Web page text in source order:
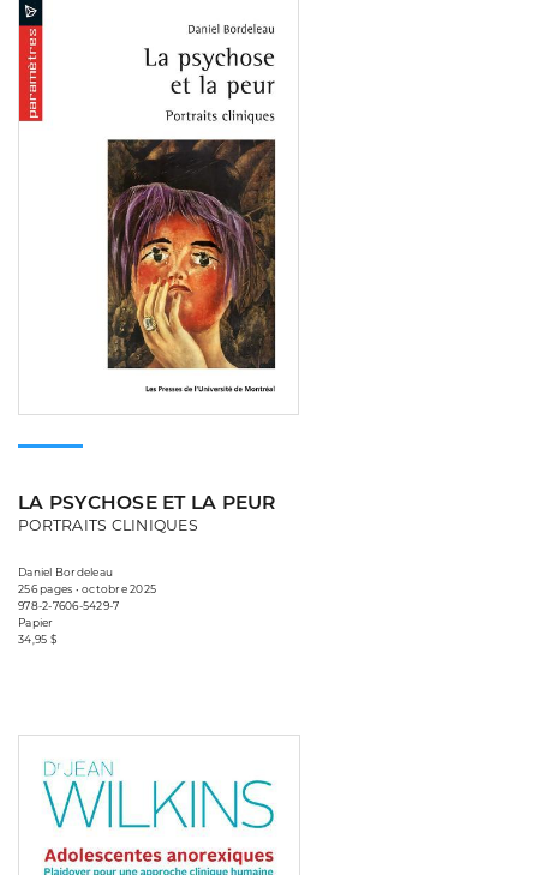
LA PSYCHOSE ET LA PEUR
PORTRAITS CLINIQUES
Daniel Bordeleau
256 pages • octobre 2025
978-2-7606-5429-7
Papier
34,95 $